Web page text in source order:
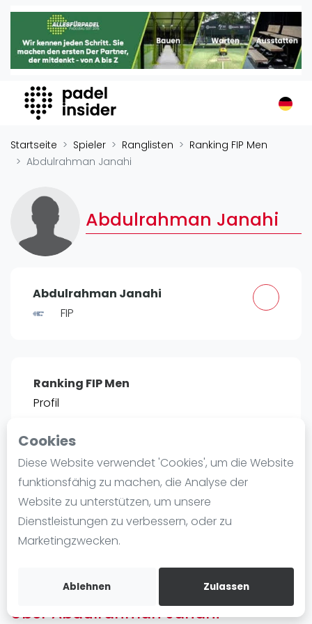
Cookies
Diese Website verwendet 'Cookies', um die Website
funktionsfähig zu machen, die Analyse der
Website zu unterstützen, um unsere
Dienstleistungen zu verbessern, oder zu
Marketingzwecken.
Ablehnen Zulassen
Padel Insider
Home
Organisationen
Buchungssysteme
Padel-Shops
Padel-Marken
Verschiedenes
Veranstaltungen
Turniere
Playtomic
Frauen
FIP Männer
Blog
Die Geschichte von Padel
Regeln und Punktzählung
Padel Schläge
Video
Startseite Spieler Ranglisten
Ranking FIP Men
Abdulrahman Janahi
Abdulrahman Janahi
Abdulrahman Janahi
FIP
Ranking FIP Men
Profil
POSITIE
#1850 3
Bist duAbdulrahman Janahi
Kostenloses Konto erstellen
Über Abdulrahman Janahi